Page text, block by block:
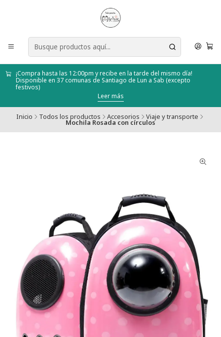
¡Compra hasta las 12:00pm y recibe en la tarde del mismo día!
Disponible en 37 comunas de Santiago de Lun a Sab (excepto
festivos)
Leer más
Inicio Todos los productos Accesorios Viaje y transporte
Mochila Rosada con círculos